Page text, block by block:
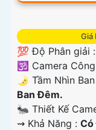
Giá
💯 Độ Phân giải :
🕉️ Camera Công
🌛 Tầm Nhìn
Ban Đêm.
🐜 Thiết Kế
️⇝ Khả Năng : Có